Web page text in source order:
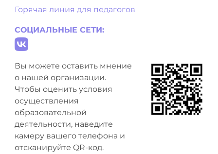
Горячая линия для педагогов
СОЦИАЛЬНЫЕ СЕТИ:
Вы можете оставить мнение
о нашей организации.
Чтобы оценить условия
осуществления
образовательной
деятельности, наведите
камеру вашего телефона и
отсканируйте QR-код.